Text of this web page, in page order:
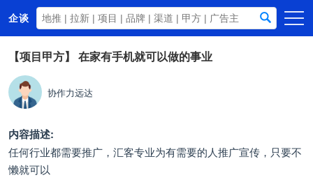
企谈
首页
商务资源
资讯动态
关于我们
【项目甲方】 在家有手机就可以做的事业
协作力远达
内容描述:
任何行业都需要推广，汇客专业为有需要的人推广宣传，只要不
懒就可以